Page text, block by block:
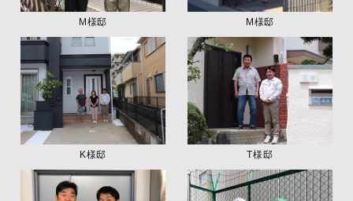
M様邸 M様邸
K様邸 T様邸